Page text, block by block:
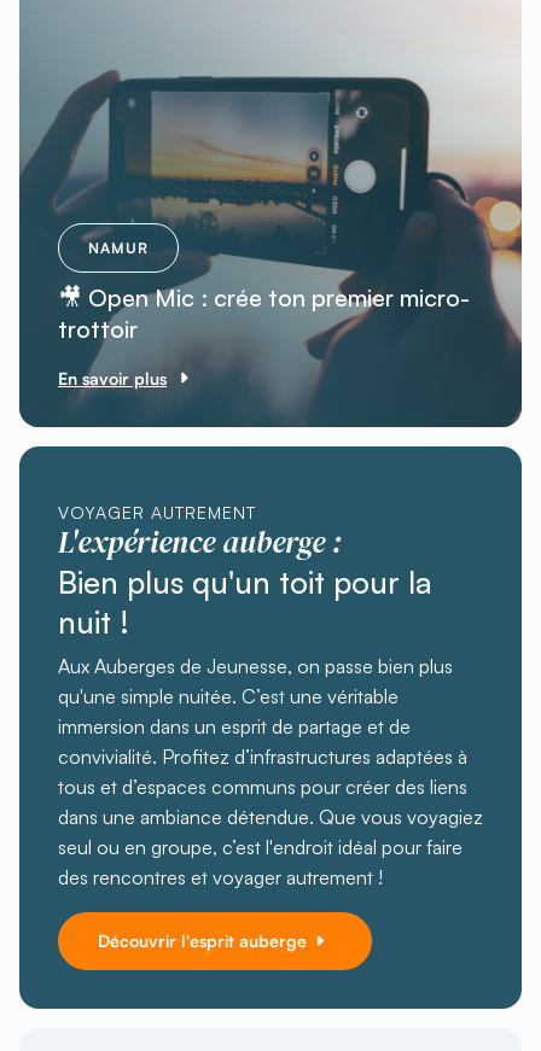
NAMUR
🎥 Open Mic : crée ton premier micro-
trottoir
En savoir plus
VOYAGER AUTREMENT
L'expérience auberge :
Bien plus qu'un toit pour la
nuit !
Aux Auberges de Jeunesse, on passe bien plus
qu'une simple nuitée. C’est une véritable
immersion dans un esprit de partage et de
convivialité. Profitez d’infrastructures adaptées à
tous et d’espaces communs pour créer des liens
dans une ambiance détendue. Que vous voyagiez
seul ou en groupe, c’est l'endroit idéal pour faire
des rencontres et voyager autrement !
Découvrir l'esprit auberge